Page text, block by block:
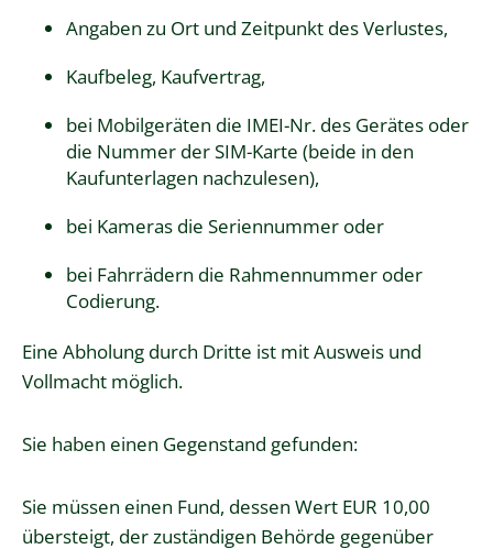
Angaben zu Ort und Zeitpunkt des Verlustes,
Kaufbeleg, Kaufvertrag,
bei Mobilgeräten die IMEI-Nr. des Gerätes oder
die Nummer der SIM-Karte (beide in den
Kaufunterlagen nachzulesen),
bei Kameras die Seriennummer oder
bei Fahrrädern die Rahmennummer oder
Codierung.
Eine Abholung durch Dritte ist mit Ausweis und
Vollmacht möglich.
Sie haben einen Gegenstand gefunden:
Sie müssen einen Fund, dessen Wert EUR 10,00
übersteigt, der zuständigen Behörde gegenüber